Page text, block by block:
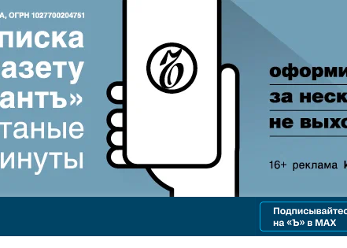
Реклама в «Ъ» www.kommersant.ru/ad